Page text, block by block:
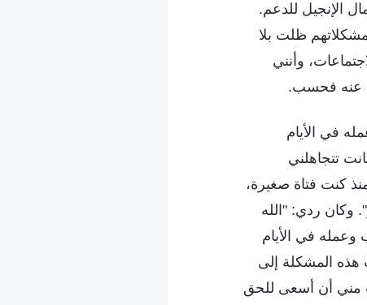
الإنجيل للدعم.
ظلت بلا
وأنني
عنه فحسب.
في الأيام
تتجاهلني
كنت فتاة صغيرة،
وكان ردي: "الله
وعمله في الأيام
هذه المشكلة إلى
مني أن أسعى للحق